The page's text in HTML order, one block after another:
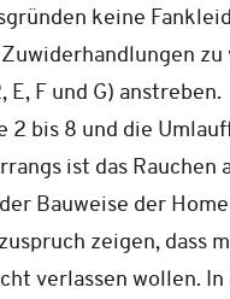
keine
zu
E, F und G) anstreben.
2 bis 8 und die
ist das
Bauweise der
zeigen, dass
verlassen wollen.